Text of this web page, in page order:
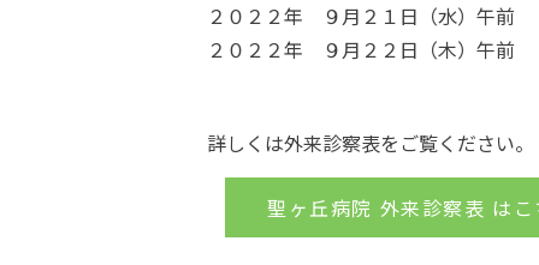
２０２２年 ９月２１日（水）午前
２０２２年 ９月２２日（木）午前
詳しくは外来診察表をご覧ください。
聖ヶ丘病院 外来診察表 は